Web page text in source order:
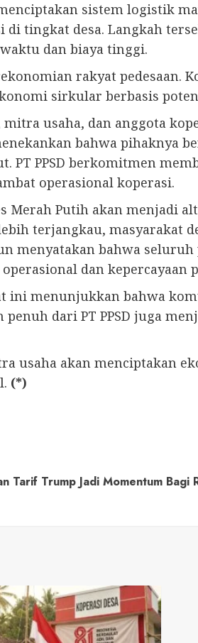
sistem logistik
tingkat desa. Langkah
dan biaya tinggi.
rakyat pedesaan.
sirkular berbasis
usaha, dan anggota
bahwa pihaknya
PPSD berkomitmen
operasional koperasi.
Merah Putih akan menjadi
terjangkau, masyarakat
menyatakan bahwa seluruh
dan kepercayaan
ini menunjukkan bahwa
dari PT PPSD juga
usaha akan menciptakan
(*)
Tarif Trump Jadi Momentum